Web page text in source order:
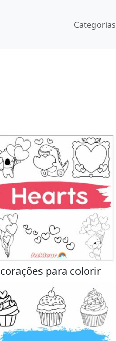
Categorias
corações para colorir